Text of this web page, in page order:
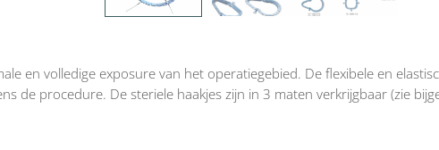
en volledige exposure van het operatiegebied. De flexibele en
de procedure. De steriele haakjes zijn in 3 maten verkrijgbaar (zie